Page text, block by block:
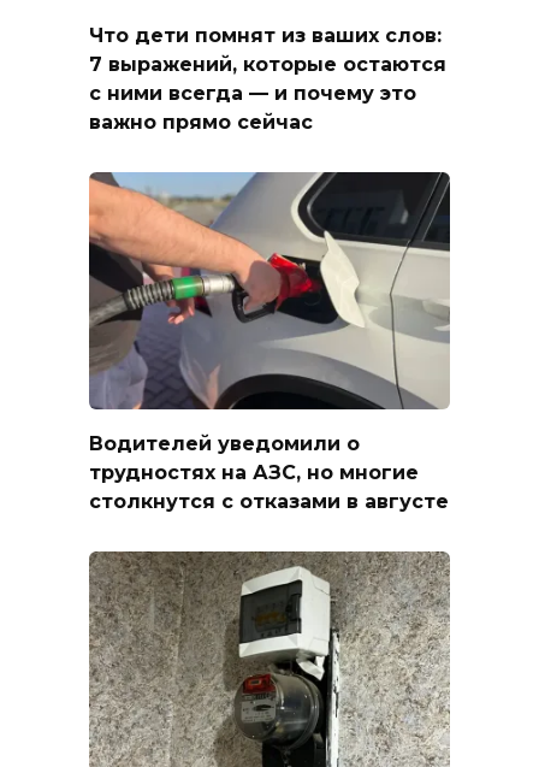
Что дети помнят из ваших слов:
7 выражений, которые остаются
с ними всегда — и почему это
важно прямо сейчас
Водителей уведомили о
трудностях на АЗС, но многие
столкнутся с отказами в августе